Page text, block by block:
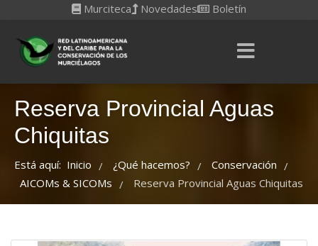
Murciteca Novedades Boletín
Reserva Provincial Aguas
Chiquitas
Está aquí: Inicio / ¿Qué hacemos? / Conservación /
AICOMs & SICOMs / Reserva Provincial Aguas Chiquitas